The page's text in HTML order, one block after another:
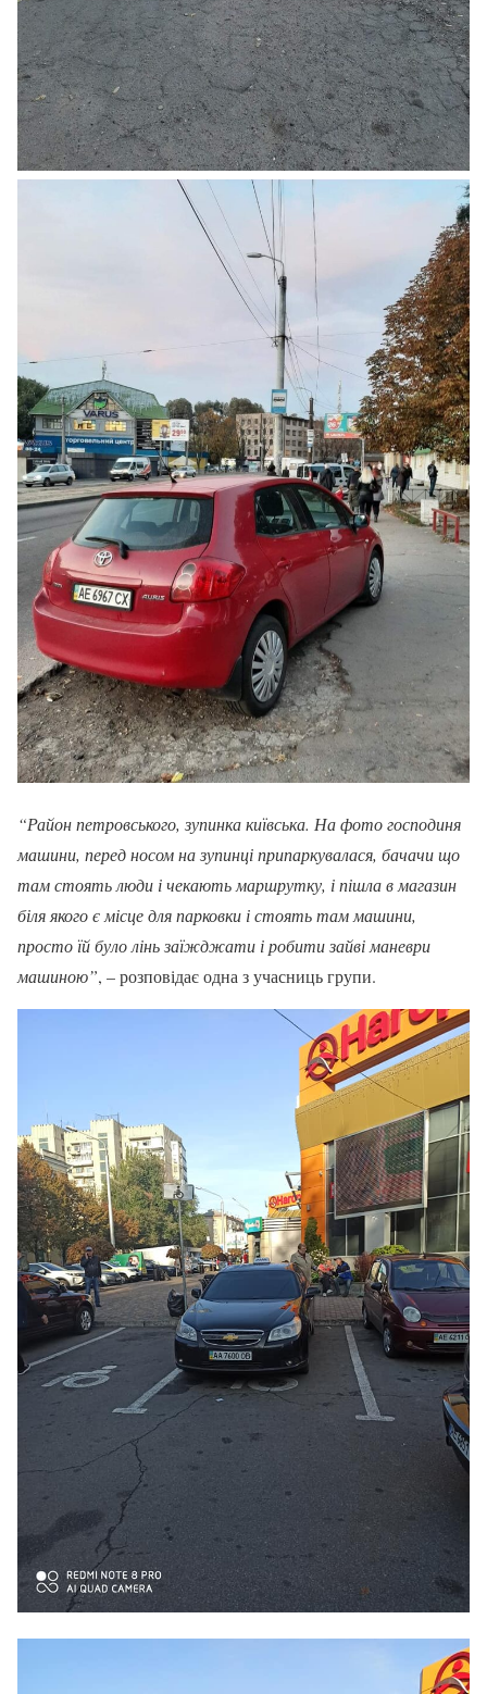
“Район петровського, зупинка київська. На фото господиня
машини, перед носом на зупинці припаркувалася, бачачи що
там стоять люди і чекають маршрутку, і пішла в магазин
біля якого є місце для парковки і стоять там машини,
просто їй було лінь заїжджати і робити зайві маневри
машиною”, – розповідає одна з учасниць групи.